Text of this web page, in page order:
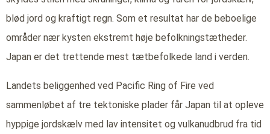
blød jord og kraftigt regn. Som et resultat har de beboelige
områder nær kysten ekstremt høje befolkningstætheder.
Japan er det trettende mest tætbefolkede land i verden.
Landets beliggenhed ved Pacific Ring of Fire ved
sammenløbet af tre tektoniske plader får Japan til at opleve
hyppige jordskælv med lav intensitet og vulkanudbrud fra tid